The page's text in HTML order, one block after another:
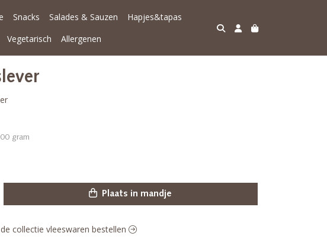
Snacks Salades & Sauzen
Hapjes&tapas
Vegetarisch Allergenen
gram
Plaats in mandje
collectie vleeswaren bestellen